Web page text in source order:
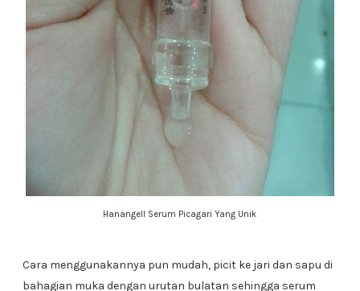
Hanangell Serum Picagari Yang Unik
Cara menggunakannya pun mudah, picit ke jari dan sapu di
bahagian muka dengan urutan bulatan sehingga serum